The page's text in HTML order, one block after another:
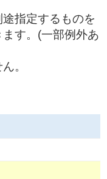
指定するものを
す。(一部例外あ
。